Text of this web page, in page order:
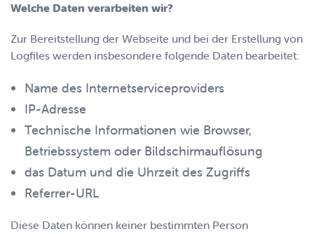
Welche Daten verarbeiten wir?
Zur Bereitstellung der Webseite und bei der Erstellung von
Logfiles werden insbesondere folgende Daten bearbeitet:
Name des Internetserviceproviders
IP-Adresse
Technische Informationen wie Browser,
Betriebssystem oder Bildschirmauflösung
das Datum und die Uhrzeit des Zugriffs
Referrer-URL
Diese Daten können keiner bestimmten Person